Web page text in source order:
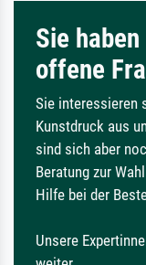
Sie
offene
Sie interessieren
Kunstdruck aus
sind sich aber
Beratung zur
Hilfe bei der
Unsere